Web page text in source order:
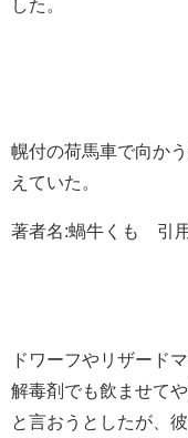
した。
幌付の荷馬車で向か
えていた。
著者名:蝸牛くも 引
ドワーフやリザード
解毒剤でも飲ませて
と言おうとしたが、